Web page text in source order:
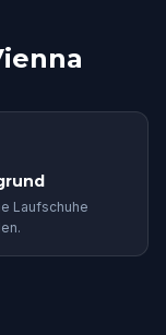
Laufschuhe